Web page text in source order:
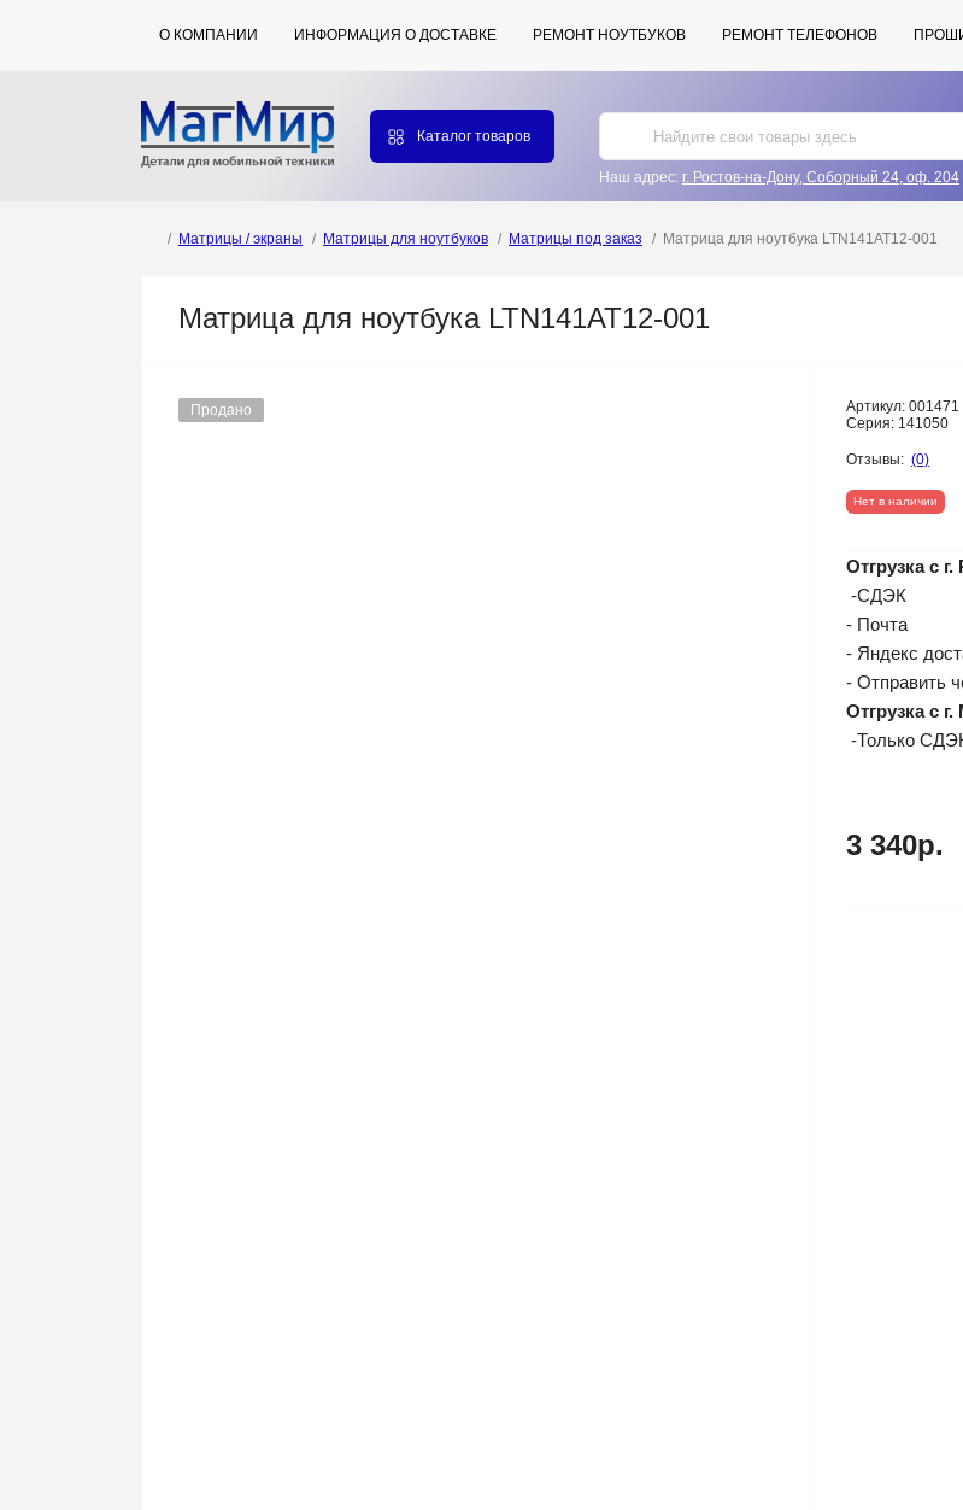
О КОМПАНИИ ИНФОРМАЦИЯ О ДОСТАВКЕ РЕМОНТ НОУТБУКОВ РЕМОНТ ТЕЛЕФОНОВ
Каталог товаров
Наш адрес: г. Ростов-на-Дону, Соборный 24, оф. 204
Матрицы / экраны Матрицы для ноутбуков Матрицы под заказ Матрица для ноутбука LTN141AT12-001
Матрица для ноутбука LTN141AT12-001
Продано Артикул: 001471
Серия: 141050
Отзывы: (0)
Нет в наличии
Отгрузка с
-СДЭК
- Почта
- Яндекс
- Отправить
Отгрузка с
-Только
3 340р.